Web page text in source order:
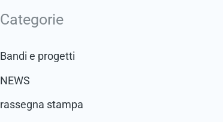
a
:
Categorie
Bandi e progetti
NEWS
rassegna stampa